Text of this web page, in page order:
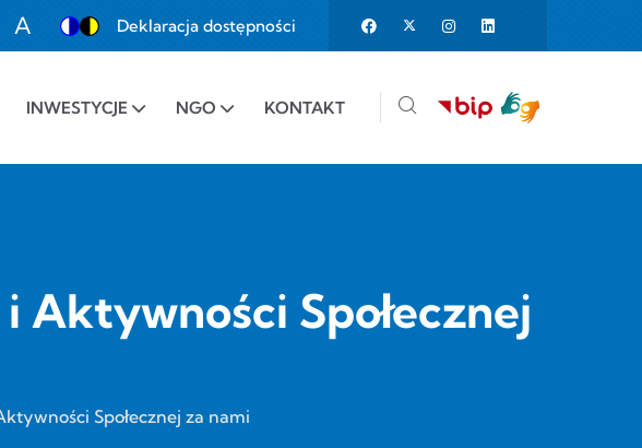
size to 100%
A
Deklaracja dostępności
INWESTYCJE NGO KONTAKT
Aktywności Społecznej
Społecznej za nami